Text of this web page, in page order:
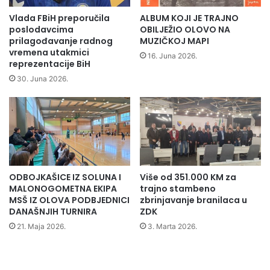
U ime domaćina – rafterske ekipe DVD Olovo Adin Pašalić,
nakon uputa, svim rafterskim ekipama poželio je lijep
ugođaj i uspješnu vožnju kroz kanjon Bioštice. Za naš
program potvrdio je da su sve pripreme protekle po planu i
Vlada FBiH preporučila
poslodavcima
prilagođavanje radnog
vremena utakmici
reprezentacije BiH
30. Juna 2026.
ALBUM KOJI JE TRAJNO
OBILJEŽIO OLOVO NA
MUZIČKOJ MAPI
16. Juna 2026.
ODBOJKAŠICE IZ SOLUNA I
MALONOGOMETNA EKIPA
MSŠ IZ OLOVA PODBJEDNICI
DANAŠNJIH TURNIRA
21. Maja 2026.
Više od 351.000 KM za
trajno stambeno
zbrinjavanje branilaca u
ZDK
3. Marta 2026.